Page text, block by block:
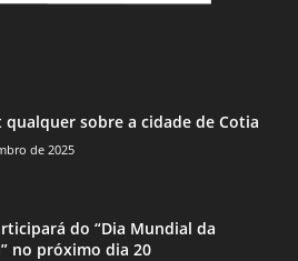
qualquer sobre a cidade de Cotia
de 2025
do “Dia Mundial da
no próximo dia 20